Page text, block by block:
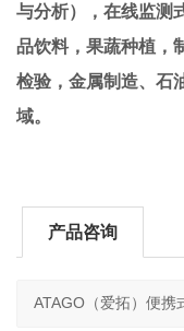
与分析），在线监测
品饮料，果蔬种植，
检验，金属制造、石
域。
产品咨询